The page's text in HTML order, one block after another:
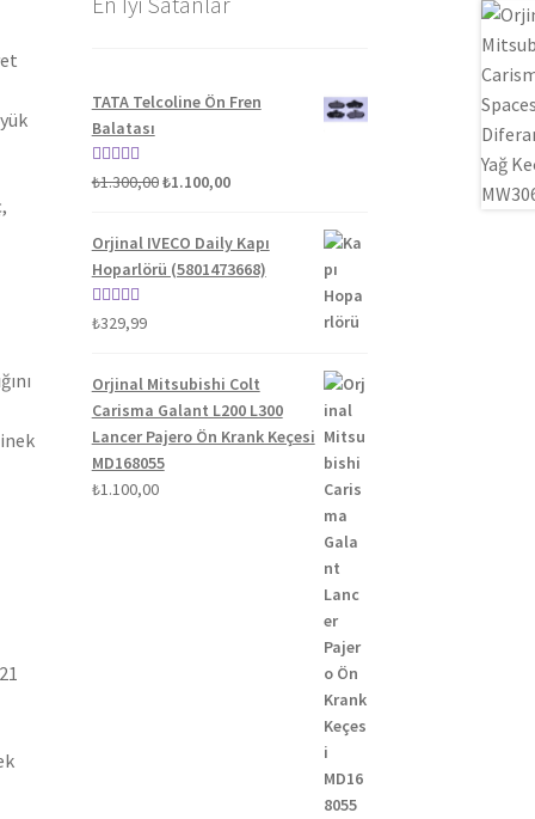
TATA Telcoline Ön Fren
Balatası
5 üzerinden
₺1.300,00Orijinal
₺1.300,00.
₺1.100,00Şu
fiyat:
₺1.100,00.
Orjinal IVECO Daily Kapı
Hoparlörü (5801473668)
5 üzerinden
₺329,99
Orjinal Mitsubishi Colt
Carisma Galant L200 L300
Lancer Pajero Ön Krank Keçesi
MD168055
₺1.100,00